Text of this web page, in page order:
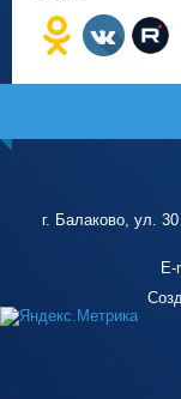
г. Балаково, ул.